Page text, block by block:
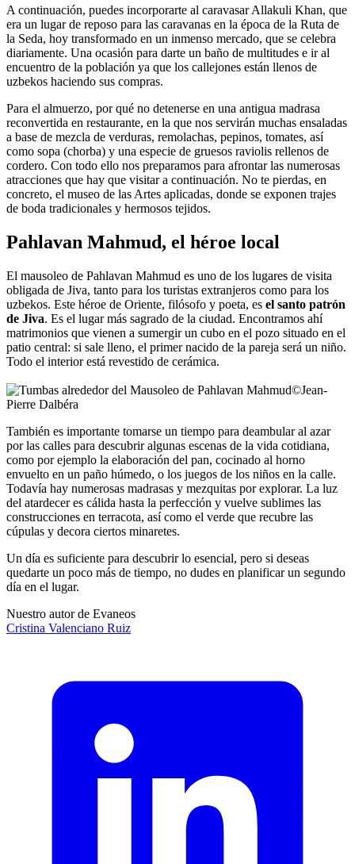
A continuación, puedes incorporarte al caravasar Allakuli Khan, que
era un lugar de reposo para las caravanas en la época de la Ruta de
la Seda, hoy transformado en un inmenso mercado, que se celebra
diariamente. Una ocasión para darte un baño de multitudes e ir al
encuentro de la población ya que los callejones están llenos de
uzbekos haciendo sus compras.
Para el almuerzo, por qué no detenerse en una antigua madrasa
reconvertida en restaurante, en la que nos servirán muchas ensaladas
a base de mezcla de verduras, remolachas, pepinos, tomates, así
como sopa (chorba) y una especie de gruesos raviolis rellenos de
cordero. Con todo ello nos preparamos para afrontar las numerosas
atracciones que hay que visitar a continuación. No te pierdas, en
concreto, el museo de las Artes aplicadas, donde se exponen trajes
de boda tradicionales y hermosos tejidos.
Pahlavan Mahmud, el héroe local
El mausoleo de Pahlavan Mahmud es uno de los lugares de visita
obligada de Jiva, tanto para los turistas extranjeros como para los
uzbekos. Este héroe de Oriente, filósofo y poeta, es el santo patrón
de Jiva. Es el lugar más sagrado de la ciudad. Encontramos ahí
matrimonios que vienen a sumergir un cubo en el pozo situado en el
patio central: si sale lleno, el primer nacido de la pareja será un niño.
Todo el interior está revestido de cerámica.
©Jean-
Pierre Dalbéra
También es importante tomarse un tiempo para deambular al azar
por las calles para descubrir algunas escenas de la vida cotidiana,
como por ejemplo la elaboración del pan, cocinado al horno
envuelto en un paño húmedo, o los juegos de los niños en la calle.
Todavía hay numerosas madrasas y mezquitas por explorar. La luz
del atardecer es cálida hasta la perfección y vuelve sublimes las
construcciones en terracota, así como el verde que recubre las
cúpulas y decora ciertos minaretes.
Un día es suficiente para descubrir lo esencial, pero si deseas
quedarte un poco más de tiempo, no dudes en planificar un segundo
día en el lugar.
Nuestro autor de Evaneos
Cristina Valenciano Ruiz